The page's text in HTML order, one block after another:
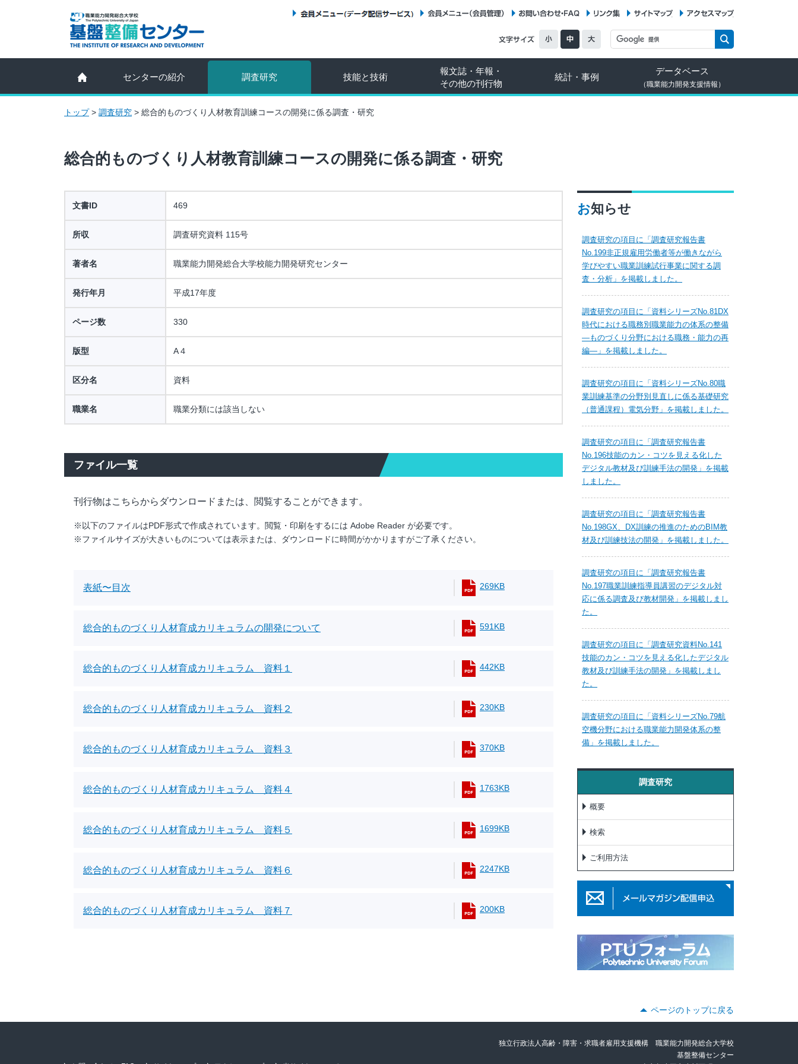
センターの紹介 調査研究 技能と技術
報文誌・年報・
その他の刊行物
統計・事例
データベース
（職業能力開発支援情報）
トップ> 調査研究 > 総合的ものづくり人材教育訓練コースの開発に係る調査・研究
総合的ものづくり人材教育訓練コースの開発に係る調査・研究
文書ID 469
所収 調査研究資料 115号
著者名 職業能力開発総合大学校能力開発研究センター
発行年月 平成17年度
ページ数 330
版型 A４
区分名 資料
職業名 職業分類には該当しない
ファイル一覧
刊行物はこちらからダウンロードまたは、閲覧することができます。
※以下のファイルはPDF形式で作成されています。閲覧・印刷をするには Adobe Reader が必要です。
※ファイルサイズが大きいものについては表示または、ダウンロードに時間がかかりますがご了承ください。
表紙〜目次 269KB
総合的ものづくり人材育成カリキュラムの開発について 591KB
総合的ものづくり人材育成カリキュラム 資料１ 442KB
総合的ものづくり人材育成カリキュラム 資料２ 230KB
総合的ものづくり人材育成カリキュラム 資料３ 370KB
総合的ものづくり人材育成カリキュラム 資料４ 1763KB
総合的ものづくり人材育成カリキュラム 資料５ 1699KB
総合的ものづくり人材育成カリキュラム 資料６ 2247KB
総合的ものづくり人材育成カリキュラム 資料７ 200KB
お知らせ
調査研究の項目に「調査研究報告書
No.199非正規雇用労働者等が働きながら
学びやすい職業訓練試行事業に関する調
査・分析」を掲載しました。
調査研究の項目に「資料シリーズNo.81DX
時代における職務別職業能力の体系の整備
―ものづくり分野における職務・能力の再
編―」を掲載しました。
調査研究の項目に「資料シリーズNo.80職
業訓練基準の分野別見直しに係る基礎研究
（普通課程）電気分野」を掲載しました。
調査研究の項目に「調査研究報告書
No.196技能のカン・コツを見える化した
デジタル教材及び訓練手法の開発」を掲載
しました。
調査研究の項目に「調査研究報告書
No.198GX、DX訓練の推進のためのBIM教
材及び訓練技法の開発」を掲載しました。
調査研究の項目に「調査研究報告書
No.197職業訓練指導員講習のデジタル対
応に係る調査及び教材開発」を掲載しまし
た。
調査研究の項目に「調査研究資料No.141
技能のカン・コツを見える化したデジタル
教材及び訓練手法の開発」を掲載しまし
た。
調査研究の項目に「資料シリーズNo.79航
空機分野における職業能力開発体系の整
備」を掲載しました。
調査研究
概要
検索
ご利用方法
ページのトップに戻る
独立行政法人高齢・障害・求職者雇用支援機構 職業能力開発総合大学校
基盤整備センター